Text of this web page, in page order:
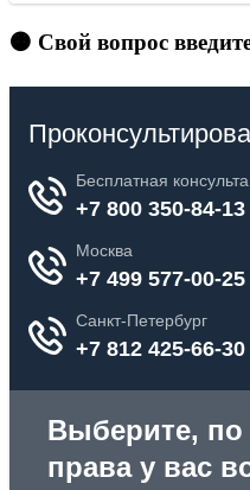
🟠 Свой вопрос